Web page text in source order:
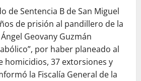
de Sentencia B de San Miguel
de prisión al pandillero de la
Geovany Guzmán
por haber planeado al
homicidios, 37 extorsiones y
la Fiscalía General de la